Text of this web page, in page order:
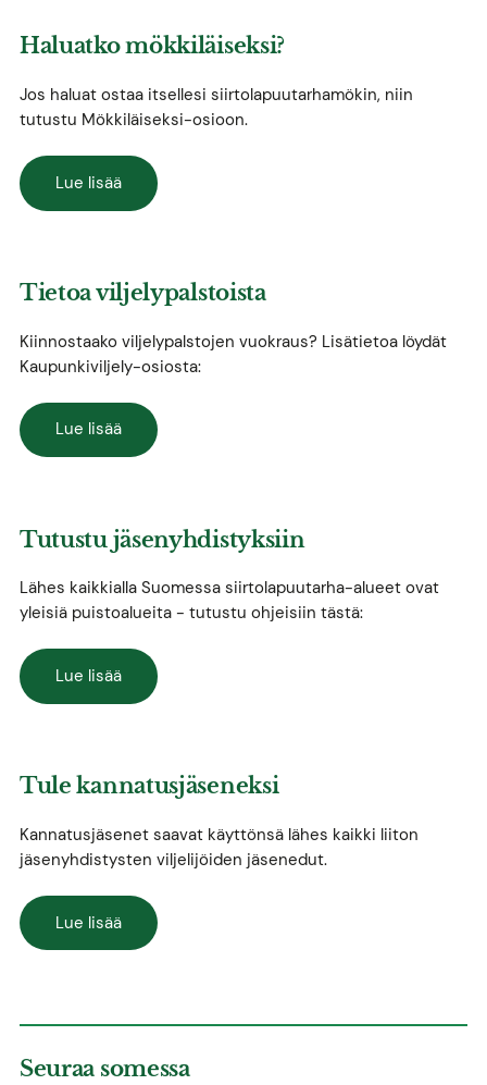
Haluatko mökkiläiseksi?
Jos haluat ostaa itsellesi siirtolapuutarhamökin, niin
tutustu Mökkiläiseksi-osioon.
Lue lisää
Tietoa viljelypalstoista
Kiinnostaako viljelypalstojen vuokraus? Lisätietoa löydät
Kaupunkiviljely-osiosta:
Lue lisää
Tutustu jäsenyhdistyksiin
Lähes kaikkialla Suomessa siirtolapuutarha-alueet ovat
yleisiä puistoalueita - tutustu ohjeisiin tästä:
Lue lisää
Tule kannatusjäseneksi
Kannatusjäsenet saavat käyttönsä lähes kaikki liiton
jäsenyhdistysten viljelijöiden jäsenedut.
Lue lisää
Seuraa somessa